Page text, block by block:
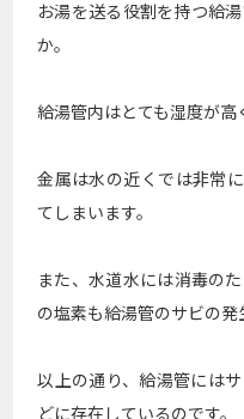
お湯を送る役割を持つ給
か。
給湯管内はとても湿度が高
金属は水の近くでは非常
てしまいます。
また、水道水には消毒の
の塩素も給湯管のサビの発
以上の通り、給湯管には
どに存在しているのです。